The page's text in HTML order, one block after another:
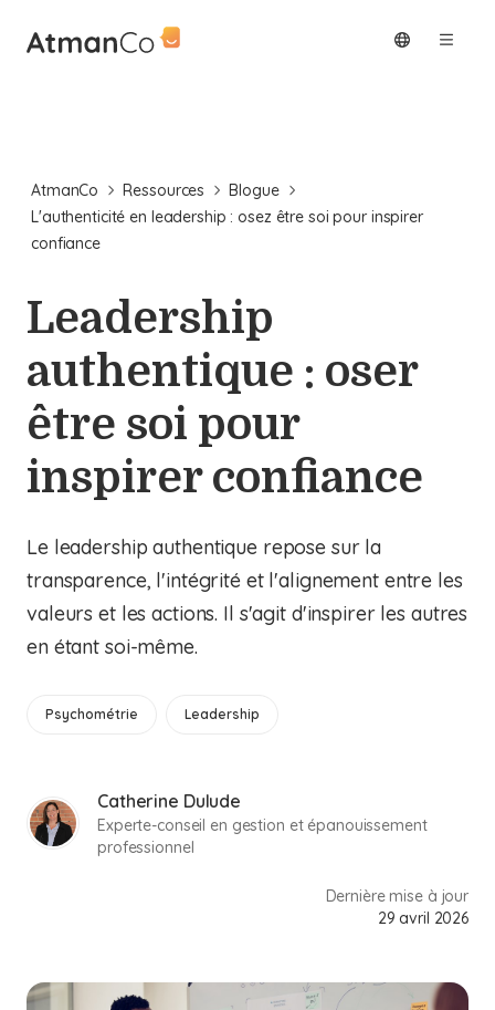
AtmanCo Ressources
Blogue
L'authenticité en leadership : osez être soi pour inspirer
confiance
Leadership
authentique : oser
être soi pour
inspirer confiance
Le leadership authentique repose sur la
transparence, l'intégrité et l'alignement entre les
valeurs et les actions. Il s'agit d'inspirer les autres
en étant soi-même.
Psychométrie Leadership
Catherine Dulude
Experte-conseil en gestion et épanouissement
professionnel
Dernière mise à jour
29 avril 2026